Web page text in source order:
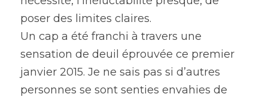
poser des limites claires.
Un cap a été franchi à travers une
sensation de deuil éprouvée ce premier
janvier 2015. Je ne sais pas si d’autres
personnes se sont senties envahies de